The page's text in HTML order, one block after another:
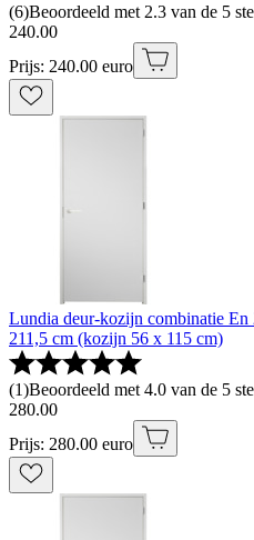
(6)Beoordeeld met 2.3 van de 5
240.00
Prijs: 240.00 euro
Lundia deur-kozijn combinatie
211,5 cm (kozijn 56 x 115 cm)
(1)Beoordeeld met 4.0 van de 5
280.00
Prijs: 280.00 euro